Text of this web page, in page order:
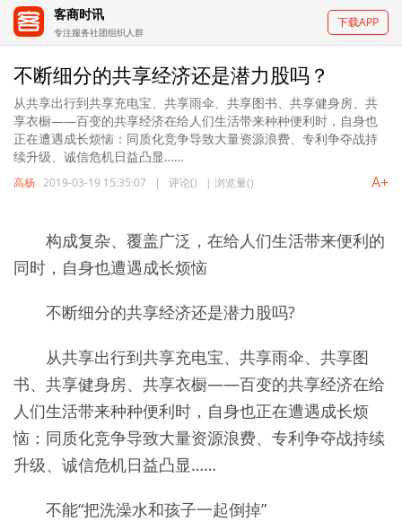
客商时讯
专注服务社团组织人群
下载APP
不断细分的共享经济还是潜力股吗？
从共享出行到共享充电宝、共享雨伞、共享图书、共享健身房、共
享衣橱——百变的共享经济在给人们生活带来种种便利时，自身也
正在遭遇成长烦恼：同质化竞争导致大量资源浪费、专利争夺战持
续升级、诚信危机日益凸显……
高杨 2019-03-19 15:35:07 | 评论() | 浏览量() A+
构成复杂、覆盖广泛，在给人们生活带来便利的
同时，自身也遭遇成长烦恼
不断细分的共享经济还是潜力股吗?
从共享出行到共享充电宝、共享雨伞、共享图
书、共享健身房、共享衣橱——百变的共享经济在给
人们生活带来种种便利时，自身也正在遭遇成长烦
恼：同质化竞争导致大量资源浪费、专利争夺战持续
升级、诚信危机日益凸显……
不能“把洗澡水和孩子一起倒掉”